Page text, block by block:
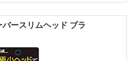
ースリムヘッド ブラ